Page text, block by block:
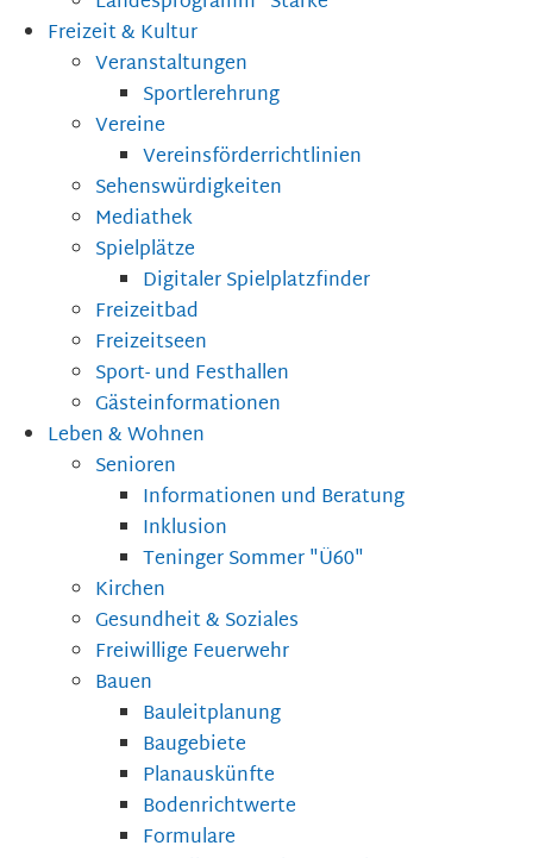
Freizeit & Kultur
Veranstaltungen
Sportlerehrung
Vereine
Vereinsförderrichtlinien
Sehenswürdigkeiten
Mediathek
Spielplätze
Digitaler Spielplatzfinder
Freizeitbad
Freizeitseen
Sport- und Festhallen
Gästeinformationen
Leben & Wohnen
Senioren
Informationen und Beratung
Inklusion
Teninger Sommer "Ü60"
Kirchen
Gesundheit & Soziales
Freiwillige Feuerwehr
Bauen
Bauleitplanung
Baugebiete
Planauskünfte
Bodenrichtwerte
Formulare